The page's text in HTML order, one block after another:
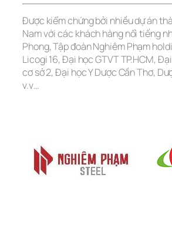
Được kiểm chứng bởi nhiều dự án
Nam với các khách hàng nổi tiếng
Phong, Tập đoàn Nghiêm Phạm
Licogi 16, Đại học GTVT TP.HCM,
cơ sở 2, Đại học Y Dược Cần Thơ,
v.v…